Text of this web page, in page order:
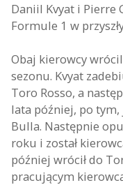
Daniil Kvyat i Pierre
Formule 1 w
Obaj kierowcy
sezonu. Kvyat
Toro Rosso, a
lata później, po tym,
Bulla. Następnie
roku i został
później wrócił do
pracującym